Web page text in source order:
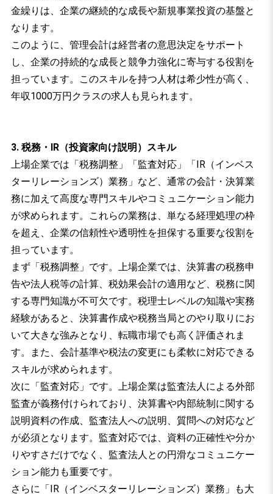
金繰りは、企業の継続的な成長や新規事業投資の基盤と
なります。
このように、管理会計は経営者の意思決定をサポート
し、企業の持続的な成長と競争力強化に寄与する役割を
担っています。このスキルを持つ人材は希少性が高く、
年収1000万円クラスの求人も見られます。
3. 税務・IR（投資家向け説明）スキル
上場企業では「税務調整」「監査対応」「IR（インベス
ターリレーションズ）業務」など、通常の会計・決算業
務に加えて高度な専門スキルやコミュニケーション能力
が求められます。これらの業務は、単なる経理処理の枠
を超え、企業の信頼性や透明性を担保する重要な役割を
担っています。
まず「税務調整」です。上場企業では、決算書の税務申
告や法人税等の計算、税効果会計の適用など、税務に関
する専門知識が不可欠です。税理士レベルの知識や実務
経験があると、決算書作成や税務当局とのやり取りにお
いて大きな強みとなり、転職市場でも高く評価されま
す。また、会計基準や税法の変更にも柔軟に対応できる
スキルが求められます。
次に「監査対応」です。上場企業は監査法人による外部
監査が義務付けられており、決算書や内部統制に関する
説明資料の作成、監査法人への説明、質問への対応など
が必須となります。監査対応では、資料の正確性や分か
りやすさだけでなく、監査法人との円滑なコミュニケー
ション能力も重要です。
さらに「IR（インベスターリレーションズ）業務」も大